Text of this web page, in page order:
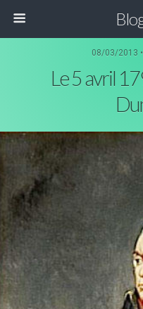
08/03/2013
Le 5 avril